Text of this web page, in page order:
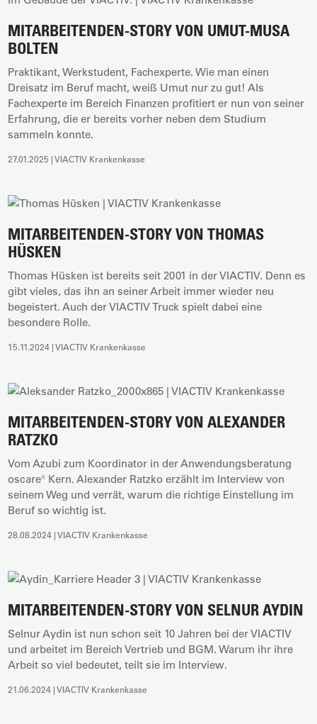
MITARBEITENDEN-STORY VON UMUT-MUSA
BOLTEN
Praktikant, Werkstudent, Fachexperte. Wie man einen
Dreisatz im Beruf macht, weiß Umut nur zu gut! Als
Fachexperte im Bereich Finanzen profitiert er nun von seiner
Erfahrung, die er bereits vorher neben dem Studium
sammeln konnte.
27.01.2025 | VIACTIV Krankenkasse
MITARBEITENDEN-STORY VON THOMAS
HÜSKEN
Thomas Hüsken ist bereits seit 2001 in der VIACTIV. Denn es
gibt vieles, das ihn an seiner Arbeit immer wieder neu
begeistert. Auch der VIACTIV Truck spielt dabei eine
besondere Rolle.
15.11.2024 | VIACTIV Krankenkasse
MITARBEITENDEN-STORY VON ALEXANDER
RATZKO
Vom Azubi zum Koordinator in der Anwendungsberatung
oscare® Kern. Alexander Ratzko erzählt im Interview von
seinem Weg und verrät, warum die richtige Einstellung im
Beruf so wichtig ist.
28.08.2024 | VIACTIV Krankenkasse
MITARBEITENDEN-STORY VON SELNUR AYDIN
Selnur Aydin ist nun schon seit 10 Jahren bei der VIACTIV
und arbeitet im Bereich Vertrieb und BGM. Warum ihr ihre
Arbeit so viel bedeutet, teilt sie im Interview.
21.06.2024 | VIACTIV Krankenkasse